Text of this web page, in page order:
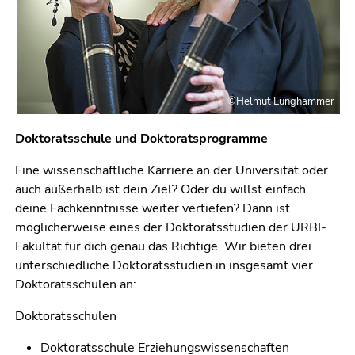
Sie diesen
Link.
Zum
Inhalt
(Zugriffstaste
1)
Positionsanzeige
(Zugriffstaste
2)
Zur
Hauptnavigation
(Zugriffstaste
3)
Unternavigation
(Zugriffstaste
©Helmut Lunghammer
Doktoratsschule und Doktoratsprogramme
Eine wissenschaftliche Karriere an der Universität oder
auch außerhalb ist dein Ziel? Oder du willst einfach
deine Fachkenntnisse weiter vertiefen? Dann ist
möglicherweise eines der Doktoratsstudien der URBI-
Fakultät für dich genau das Richtige. Wir bieten drei
unterschiedliche Doktoratsstudien in insgesamt vier
Doktoratsschulen an:
Doktoratsschulen
Doktoratsschule Erziehungswissenschaften